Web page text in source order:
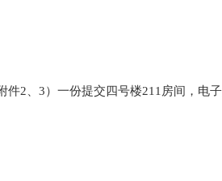
2、3）一份提交四号楼211房间，电